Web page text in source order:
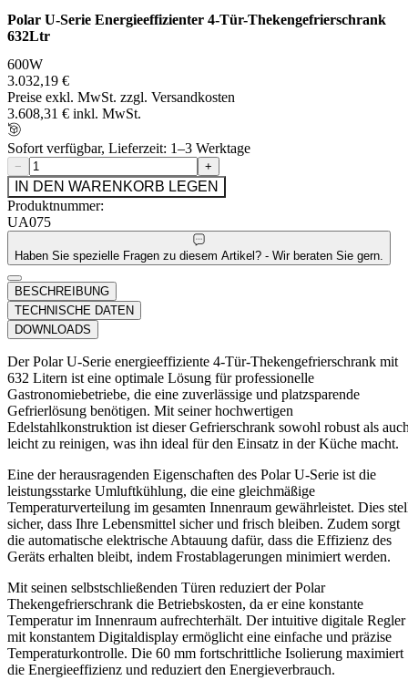
Polar U-Serie Energieeffizienter 4-Tür-Thekengefrierschrank
632Ltr
600W
3.032,19 €
Preise exkl. MwSt. zzgl. Versandkosten
3.608,31 € inkl. MwSt.
Sofort verfügbar, Lieferzeit: 1–3 Werktage
− +
IN DEN WARENKORB LEGEN
Produktnummer:
UA075
Haben Sie spezielle Fragen zu diesem Artikel? - Wir beraten Sie gern.
BESCHREIBUNG
TECHNISCHE DATEN
DOWNLOADS
Der Polar U-Serie energieeffiziente 4-Tür-Thekengefrierschrank mit
632 Litern ist eine optimale Lösung für professionelle
Gastronomiebetriebe, die eine zuverlässige und platzsparende
Gefrierlösung benötigen. Mit seiner hochwertigen
Edelstahlkonstruktion ist dieser Gefrierschrank sowohl robust als
leicht zu reinigen, was ihn ideal für den Einsatz in der Küche macht.
Eine der herausragenden Eigenschaften des Polar U-Serie ist die
leistungsstarke Umluftkühlung, die eine gleichmäßige
Temperaturverteilung im gesamten Innenraum gewährleistet. Dies
sicher, dass Ihre Lebensmittel sicher und frisch bleiben. Zudem sorgt
die automatische elektrische Abtauung dafür, dass die Effizienz des
Geräts erhalten bleibt, indem Frostablagerungen minimiert werden.
Mit seinen selbstschließenden Türen reduziert der Polar
Thekengefrierschrank die Betriebskosten, da er eine konstante
Temperatur im Innenraum aufrechterhält. Der intuitive digitale Regler
mit konstantem Digitaldisplay ermöglicht eine einfache und präzise
Temperaturkontrolle. Die 60 mm fortschrittliche Isolierung maximiert
die Energieeffizienz und reduziert den Energieverbrauch.